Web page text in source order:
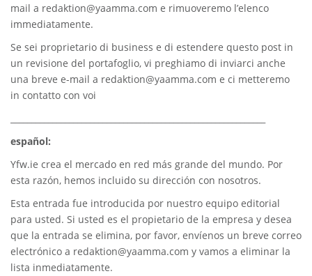
mail a redaktion@yaamma.com e rimuoveremo l’elenco
immediatamente.
Se sei proprietario di business e di estendere questo post in
un revisione del portafoglio, vi preghiamo di inviarci anche
una breve e-mail a redaktion@yaamma.com e ci metteremo
in contatto con voi
español:
Yfw.ie crea el mercado en red más grande del mundo. Por
esta razón, hemos incluido su dirección con nosotros.
Esta entrada fue introducida por nuestro equipo editorial
para usted. Si usted es el propietario de la empresa y desea
que la entrada se elimina, por favor, envíenos un breve correo
electrónico a redaktion@yaamma.com y vamos a eliminar la
lista inmediatamente.